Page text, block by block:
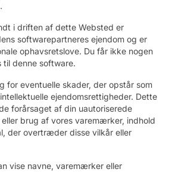
i driften af dette Websted er
softwarepartneres ejendom og er
ophavsretslove. Du får ikke nogen
til denne software.
for eventuelle skader, der opstår som
ejendomsrettigheder. Dette
forårsaget af din uautoriserede
brug af vores varemærker, indhold
der overtræder disse vilkår eller
vise navne, varemærker eller